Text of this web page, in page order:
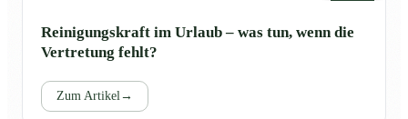
Reinigungskraft im Urlaub – was tun, wenn die
Vertretung fehlt?
Zum Artikel →